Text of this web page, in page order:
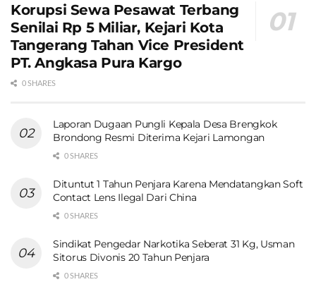
Korupsi Sewa Pesawat Terbang
Senilai Rp 5 Miliar, Kejari Kota
Tangerang Tahan Vice President
PT. Angkasa Pura Kargo
0 SHARES
Laporan Dugaan Pungli Kepala Desa Brengkok
Brondong Resmi Diterima Kejari Lamongan
0 SHARES
Dituntut 1 Tahun Penjara Karena Mendatangkan Soft
Contact Lens Ilegal Dari China
0 SHARES
Sindikat Pengedar Narkotika Seberat 31 Kg, Usman
Sitorus Divonis 20 Tahun Penjara
0 SHARES